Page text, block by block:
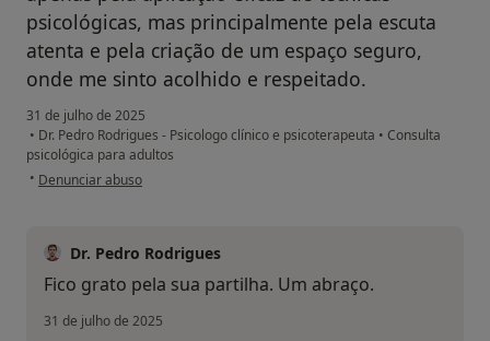
psicológicas, mas principalmente pela escuta
atenta e pela criação de um espaço seguro,
onde me sinto acolhido e respeitado.
31 de julho de 2025
• Dr. Pedro Rodrigues - Psicologo clínico e psicoterapeuta • Consulta
psicológica para adultos
• na opinião do utilizador JP Gonçalves
Denunciar abuso
Dr. Pedro Rodrigues
Fico grato pela sua partilha. Um abraço.
31 de julho de 2025